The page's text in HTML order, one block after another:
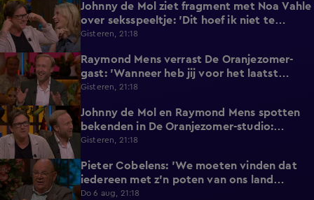
2:12
Johnny de Mol ziet fragment met Noa Vahle
over seksspeeltje: 'Dit hoef ik niet te
horen!'
Gisteren, 21:18
1:17
Raymond Mens verrast De Oranjezomer-
gast: 'Wanneer heb jij voor het laatst
afgetrokken?'
Gisteren, 21:18
0:27
Johnny de Mol en Raymond Mens spotten
bekenden in De Oranjezomer-studio:
'Hooggeëerd publiek!'
Gisteren, 21:18
1:16
Pieter Cobelens: 'We moeten vinden dat
iedereen met z'n poten van ons land
afblijft!'
Do 6 aug, 21:18